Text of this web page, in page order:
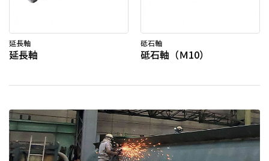
延長軸
延長軸
砥石軸
砥石軸（Ｍ10）